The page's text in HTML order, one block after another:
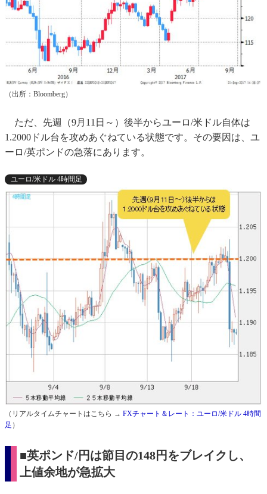
（出所：Bloomberg）
ただ、先週（9月11日～）後半からユーロ/米ドル自体は
1.2000ドル台を攻めあぐねている状態です。その要因は、ユ
ーロ/英ポンドの急落にあります。
ユーロ/米ドル 4時間足
（リアルタイムチャートはこちら → FXチャート＆レート：ユーロ/米ドル 4時間
足 ）
■英ポンド/円は節目の148円をブレイクし、
上値余地が急拡大